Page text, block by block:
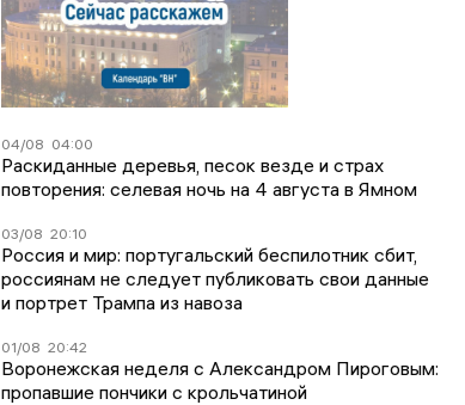
04/08 04:00
Раскиданные деревья, песок везде и страх
повторения: селевая ночь на 4 августа в Ямном
03/08 20:10
Россия и мир: португальский беспилотник сбит,
россиянам не следует публиковать свои данные
и портрет Трампа из навоза
01/08 20:42
Воронежская неделя с Александром Пироговым:
пропавшие пончики с крольчатиной